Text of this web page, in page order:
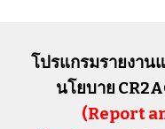
โปรแกรมรายงาน
นโยบาย
(Report